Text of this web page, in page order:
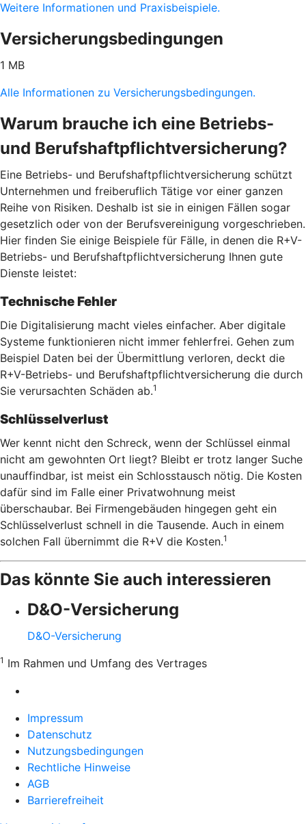
Weitere Informationen und Praxisbeispiele.
Versicherungsbedingungen
1 MB
Alle Informationen zu Versicherungsbedingungen.
Warum brauche ich eine Betriebs-
und Berufshaftpflichtversicherung?
Eine Betriebs- und Berufshaftpflichtversicherung schützt
Unternehmen und freiberuflich Tätige vor einer ganzen
Reihe von Risiken. Deshalb ist sie in einigen Fällen sogar
gesetzlich oder von der Berufsvereinigung vorgeschrieben.
Hier finden Sie einige Beispiele für Fälle, in denen die R+V-
Betriebs- und Berufshaftpflichtversicherung Ihnen gute
Dienste leistet:
Technische Fehler
Die Digitalisierung macht vieles einfacher. Aber digitale
Systeme funktionieren nicht immer fehlerfrei. Gehen zum
Beispiel Daten bei der Übermittlung verloren, deckt die
R+V-Betriebs- und Berufshaftpflichtversicherung die durch
Sie verursachten Schäden ab.1
Schlüsselverlust
Wer kennt nicht den Schreck, wenn der Schlüssel einmal
nicht am gewohnten Ort liegt? Bleibt er trotz langer Suche
unauffindbar, ist meist ein Schlosstausch nötig. Die Kosten
dafür sind im Falle einer Privatwohnung meist
überschaubar. Bei Firmengebäuden hingegen geht ein
Schlüsselverlust schnell in die Tausende. Auch in einem
solchen Fall übernimmt die R+V die Kosten.1
Das könnte Sie auch interessieren
D&O-Versicherung
D&O-Versicherung
1 Im Rahmen und Umfang des Vertrages
Impressum
Datenschutz
Nutzungsbedingungen
Rechtliche Hinweise
AGB
Barrierefreiheit